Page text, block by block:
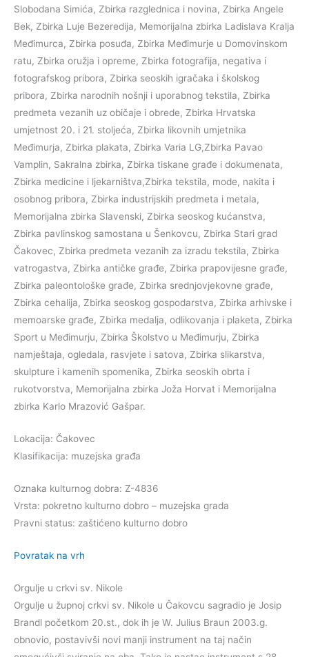
Slobodana Simića, Zbirka razglednica i novina, Zbirka Angele
Bek, Zbirka Luje Bezeredija, Memorijalna zbirka Ladislava Kralja
Međimurca, Zbirka posuđa, Zbirka Međimurje u Domovinskom
ratu, Zbirka oružja i opreme, Zbirka fotografija, negativa i
fotografskog pribora, Zbirka seoskih igračaka i školskog
pribora, Zbirka narodnih nošnji i uporabnog tekstila, Zbirka
predmeta vezanih uz običaje i obrede, Zbirka Hrvatska
umjetnost 20. i 21. stoljeća, Zbirka likovnih umjetnika
Međimurja, Zbirka plakata, Zbirka Varia LG,Zbirka Pavao
Vamplin, Sakralna zbirka, Zbirka tiskane građe i dokumenata,
Zbirka medicine i ljekarništva,Zbirka tekstila, mode, nakita i
osobnog pribora, Zbirka industrijskih predmeta i metala,
Memorijalna zbirka Slavenski, Zbirka seoskog kućanstva,
Zbirka pavlinskog samostana u Šenkovcu, Zbirka Stari grad
Čakovec, Zbirka predmeta vezanih za izradu tekstila, Zbirka
vatrogastva, Zbirka antičke građe, Zbirka prapovijesne građe,
Zbirka paleontološke građe, Zbirka srednjovjekovne građe,
Zbirka cehalija, Zbirka seoskog gospodarstva, Zbirka arhivske i
memoarske građe, Zbirka medalja, odlikovanja i plaketa, Zbirka
Sport u Međimurju, Zbirka Školstvo u Međimurju, Zbirka
namještaja, ogledala, rasvjete i satova, Zbirka slikarstva,
skulpture i kamenih spomenika, Zbirka seoskih obrta i
rukotvorstva, Memorijalna zbirka Joža Horvat i Memorijalna
zbirka Karlo Mrazović Gašpar.
Lokacija: Čakovec
Klasifikacija: muzejska građa
Oznaka kulturnog dobra: Z-4836
Vrsta: pokretno kulturno dobro – muzejska grada
Pravni status: zaštićeno kulturno dobro
Povratak na vrh
Orgulje u crkvi sv. Nikole
Orgulje u župnoj crkvi sv. Nikole u Čakovcu sagradio je Josip
Brandl početkom 20.st., dok ih je W. Julius Braun 2003.g.
obnovio, postavivši novi manji instrument na taj način